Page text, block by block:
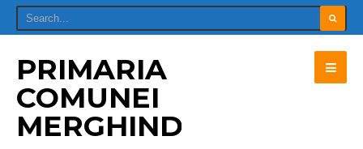
PRIMARIA
COMUNEI
MERGHINDEAL